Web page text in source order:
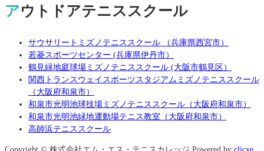
アウトドアテニススクール
サウサリートミズノテニススクール （兵庫県西宮市）
若菱スポーツセンター (兵庫県伊丹市）
鶴見緑地庭球場ミズノテニススクール (大阪市鶴見区）
関西トランスウェイスポーツスタジアムミズノテニススクール
（大阪府和泉市）
和泉市光明池球技場ミズノテニススクール（大阪府和泉市）
和泉市光明池緑地運動場テニス教室（大阪府和泉市）
高師浜テニススクール